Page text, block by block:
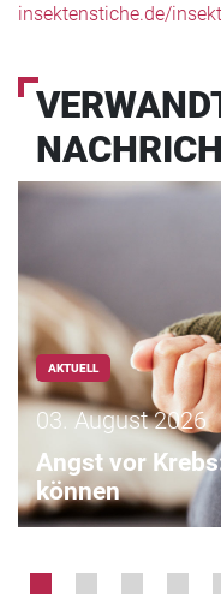
insektenstiche.de/
AKTUELL
03. August 2026
Angst vor
können